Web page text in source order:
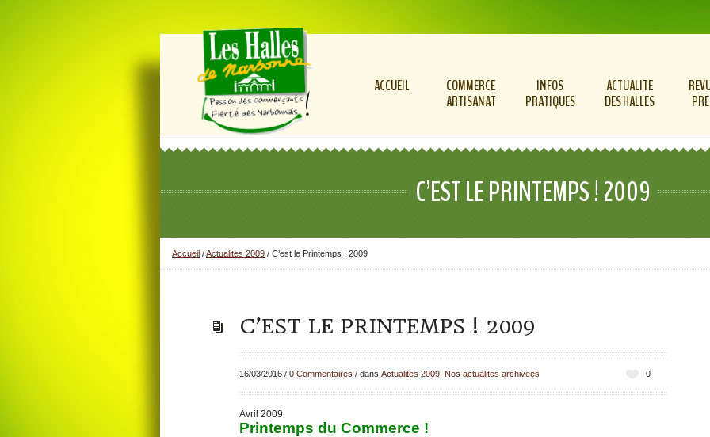
ACCUEIL
COMMERCE
ARTISANAT
INFOS
PRATIQUES
ACTUALITE
DES HALLES
C’EST LE PRINTEMPS ! 2009
Accueil /Actualites 2009 / C’est le Printemps ! 2009
C’EST LE PRINTEMPS ! 2009
0
16/03/2016/ 0 Commentaires / dans Actualites 2009, Nos actualites archivees
Avril 2009
Printemps du Commerce !